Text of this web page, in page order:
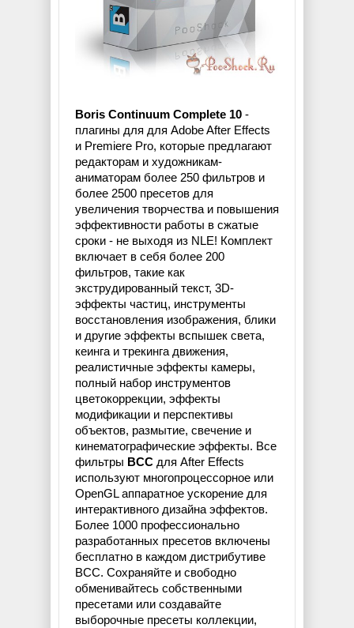
Boris Continuum Complete 10 -
плагины для для Adobe After Effects
и Premiere Pro, которые предлагают
редакторам и художникам-
аниматорам более 250 фильтров и
более 2500 пресетов для
увеличения творчества и повышения
эффективности работы в сжатые
сроки - не выходя из NLE! Комплект
включает в себя более 200
фильтров, такие как
экструдированный текст, 3D-
эффекты частиц, инструменты
восстановления изображения, блики
и другие эффекты вспышек света,
кеинга и трекинга движения,
реалистичные эффекты камеры,
полный набор инструментов
цветокоррекции, эффекты
модификации и перспективы
объектов, размытие, свечение и
кинематографические эффекты. Все
фильтры BCC для After Effects
используют многопроцессорное или
OpenGL аппаратное ускорение для
интерактивного дизайна эффектов.
Более 1000 профессионально
разработанных пресетов включены
бесплатно в каждом дистрибутиве
BCC. Сохраняйте и свободно
обменивайтесь собственными
пресетами или создавайте
выборочные пресеты коллекции,